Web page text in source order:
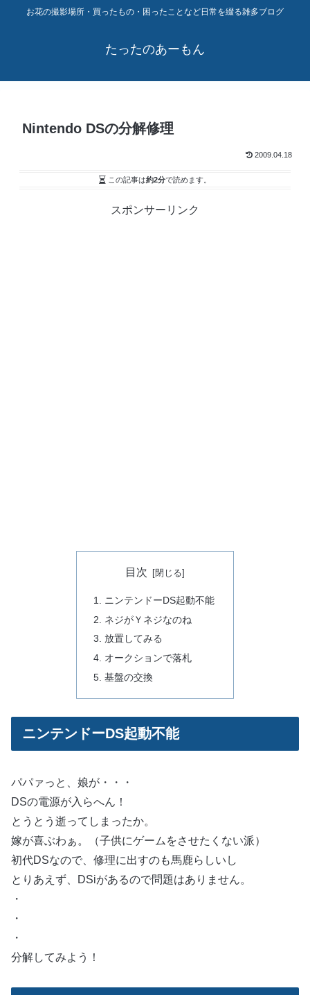
お花の撮影場所・買ったもの・困ったことなど日常を綴る雑多ブログ
たったのあーもん
Nintendo DSの分解修理
2009.04.18
この記事は約2分で読めます。
スポンサーリンク
目次
ニンテンドーDS起動不能
ネジがＹネジなのね
放置してみる
オークションで落札
基盤の交換
ニンテンドーDS起動不能
パパァっと、娘が・・・
DSの電源が入らへん！
とうとう逝ってしまったか。
嫁が喜ぶわぁ。（子供にゲームをさせたくない派）
初代DSなので、修理に出すのも馬鹿らしいし
とりあえず、DSiがあるので問題はありません。
・
・
・
分解してみよう！